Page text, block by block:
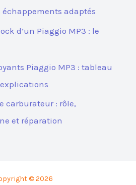
échappements adaptés
d’un Piaggio MP3 : le
Piaggio MP3 : tableau
carburateur : rôle,
et réparation
© 2026